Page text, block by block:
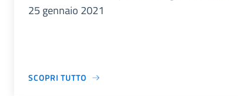
25 gennaio 2021
SCOPRI TUTTO